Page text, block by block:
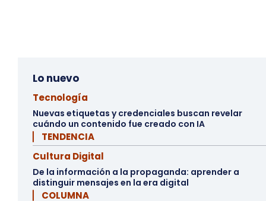
Lo nuevo
Tecnología
Nuevas etiquetas y credenciales buscan revelar
cuándo un contenido fue creado con IA
▏ TENDENCIA
Cultura Digital
De la información a la propaganda: aprender a
distinguir mensajes en la era digital
▏ COLUMNA